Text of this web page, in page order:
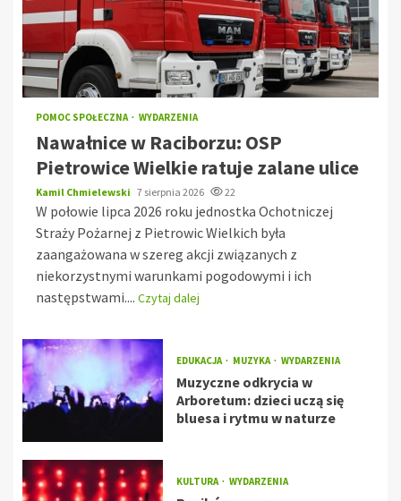
POMOC SPOŁECZNA WYDARZENIA
Nawałnice w Raciborzu: OSP
Pietrowice Wielkie ratuje zalane ulice
Kamil Chmielewski 7 sierpnia 2026 22
W połowie lipca 2026 roku jednostka Ochotniczej
Straży Pożarnej z Pietrowic Wielkich była
zaangażowana w szereg akcji związanych z
niekorzystnymi warunkami pogodowymi i ich
następstwami.... Czytaj dalej
EDUKACJA MUZYKA WYDARZENIA
Muzyczne odkrycia w
Arboretum: dzieci uczą się
bluesa i rytmu w naturze
KULTURA WYDARZENIA